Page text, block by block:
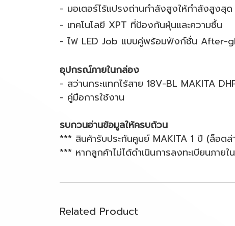
- มอเตอร์ไร้แปรงถ่านกำลังสูงให้กำลังสูง
- เทคโนโลยี XPT ที่ป้องกันฝุ่นและความชื้น
- ไฟ LED Job แบบคู่พร้อมฟังก์ชั่น After-
อุปกรณ์ภายในกล่อง
- สว่านกระแทกไร้สาย 18V-BL MAKITA
- คู่มือการใช้งาน
รบกวนอ่านข้อมูลให้ครบถ้วน
*** สินค้ารับประกันศูนย์ MAKITA 1 ปี (ล็อต
*** หากลูกค้าไม่ได้ดำเนินการลงทะเบียนภา
Related Product